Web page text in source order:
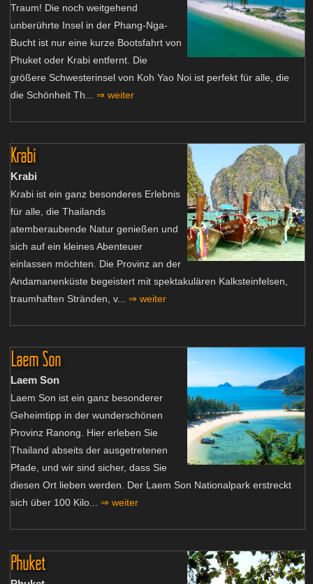
Traum! Die noch weitgehend
unberührte Insel in der Phang-Nga-
Bucht ist nur eine kurze Bootsfahrt von
Phuket oder Krabi entfernt. Die
größere Schwesterinsel von Koh Yao Noi ist perfekt für alle, die
die Schönheit Th... ⇒ weiter
Krabi
Krabi
Krabi ist ein ganz besonderes Erlebnis
für alle, die Thailands
atemberaubende Natur genießen und
sich auf ein kleines Abenteuer
einlassen möchten. Die Provinz an der
Andamanenküste begeistert mit spektakulären Kalksteinfelsen,
traumhaften Stränden, v... ⇒ weiter
Laem Son
Laem Son
Laem Son ist ein ganz besonderer
Geheimtipp in der wunderschönen
Provinz Ranong. Hier erleben Sie
Thailand abseits der ausgetretenen
Pfade, und wir sind sicher, dass Sie
diesen Ort lieben werden. Der Laem Son Nationalpark erstreckt
sich über 100 Kilo... ⇒ weiter
Phuket